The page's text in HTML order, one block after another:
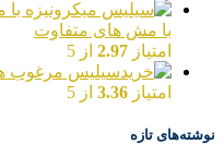
با مش های متفاوت
امتیاز 2.97 از 5
امتیاز 3.36 از 5
نوشته‌های تازه